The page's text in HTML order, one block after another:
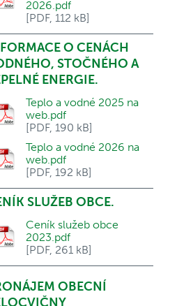
2026.pdf
[PDF, 112 kB]
O CENÁCH
STOČNÉHO A
ENERGIE.
Teplo a vodné 2025 na
web.pdf
[PDF, 190 kB]
Teplo a vodné 2026 na
web.pdf
[PDF, 192 kB]
SLUŽEB OBCE.
Ceník služeb obce
2023.pdf
[PDF, 261 kB]
OBECNÍ